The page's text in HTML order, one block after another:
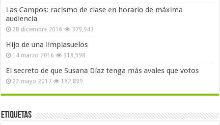
Las Campos: racismo de clase en horario de máxima
audiencia
28 diciembre 2016 379,943
Hijo de una limpiasuelos
14 marzo 2016 318,998
El secreto de que Susana Díaz tenga más avales que votos
22 mayo 2017 162,899
Etiquetas